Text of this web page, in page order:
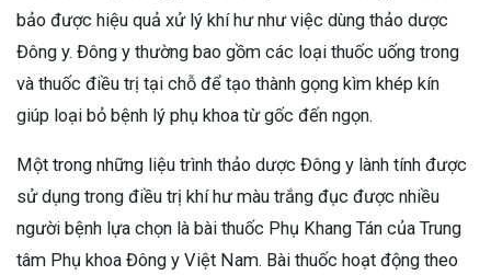
bảo được hiệu quả xử lý khí hư như việc dùng thảo dược
Đông y. Đông y thường bao gồm các loại thuốc uống trong
và thuốc điều trị tại chỗ để tạo thành gọng kìm khép kín
giúp loại bỏ bệnh lý phụ khoa từ gốc đến ngọn.
Một trong những liệu trình thảo dược Đông y lành tính được
sử dụng trong điều trị khí hư màu trắng đục được nhiều
người bệnh lựa chọn là bài thuốc Phụ Khang Tán của Trung
tâm Phụ khoa Đông y Việt Nam. Bài thuốc hoạt động theo